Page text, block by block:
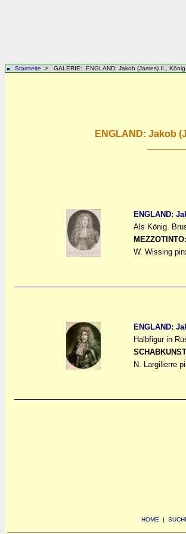
Startseite > GALERIE: ENGLAND: Jakob (James) II.,
ENGLAND: Jakob
ENGLAND:
Als König.
MEZZOTINTO:
W. Wissing
ENGLAND:
Halbfigur in
N. Largilierre
HOME |